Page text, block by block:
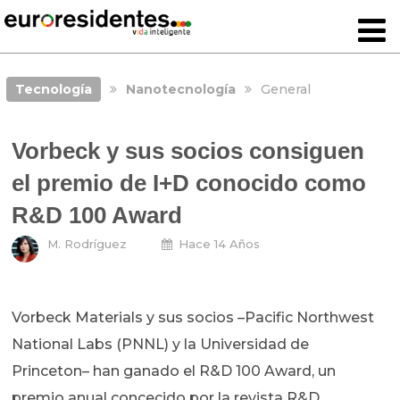
Tecnología Nanotecnología General
Vorbeck y sus socios consiguen
el premio de I+D conocido como
R&D 100 Award
M. Rodríguez Hace 14 Años
Vorbeck Materials y sus socios –Pacific Northwest
National Labs (PNNL) y la Universidad de
Princeton– han ganado el R&D 100 Award, un